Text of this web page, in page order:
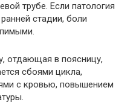
трубе. Если патология
стадии, боли
отдающая в поясницу,
сбоями цикла,
с кровью, повышением